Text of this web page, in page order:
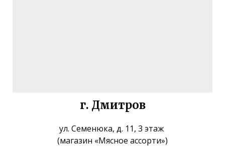
г. Дмитров
ул. Семенюка, д. 11, 3 этаж
(магазин «Мясное ассорти»)